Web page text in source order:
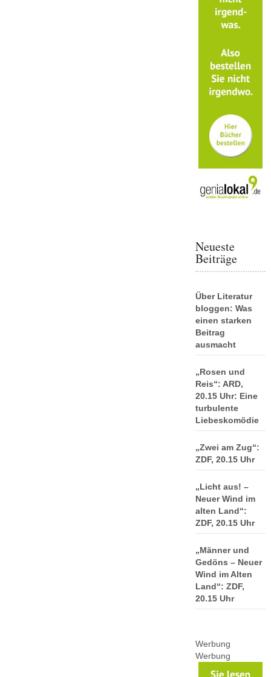
Neueste
Beiträge
Über Literatur
bloggen: Was
einen starken
Beitrag
ausmacht
„Rosen und
Reis“: ARD,
20.15 Uhr: Eine
turbulente
Liebeskomödie
„Zwei am Zug“:
ZDF, 20.15 Uhr
„Licht aus! –
Neuer Wind im
alten Land“:
ZDF, 20.15 Uhr
„Männer und
Gedöns – Neuer
Wind im Alten
Land“: ZDF,
20.15 Uhr
Werbung
Werbung